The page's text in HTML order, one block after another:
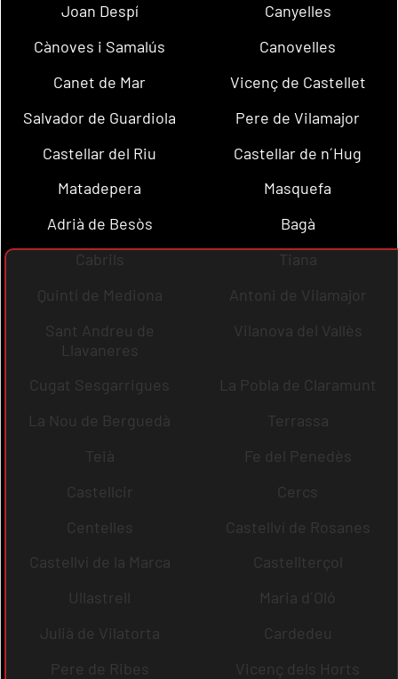
Joan Despí
Canyelles
Cànoves i Samalús
Canovelles
Canet de Mar
Vicenç de Castellet
Salvador de Guardiola
Pere de Vilamajor
Castellar del Riu
Castellar de n´Hug
Matadepera
Masquefa
Adrià de Besòs
Bagà
Cabrils
Tiana
Quintí de Mediona
Antoni de Vilamajor
Sant Andreu de
Llavaneres
Vilanova del Vallès
Cugat Sesgarrigues
La Pobla de Claramunt
La Nou de Berguedà
Terrassa
Teià
Fe del Penedès
Castellcir
Cercs
Centelles
Castellví de Rosanes
Castellví de la Marca
Castellterçol
Ullastrell
Maria d´Oló
Julià de Vilatorta
Cardedeu
Pere de Ribes
Vicenç dels Horts